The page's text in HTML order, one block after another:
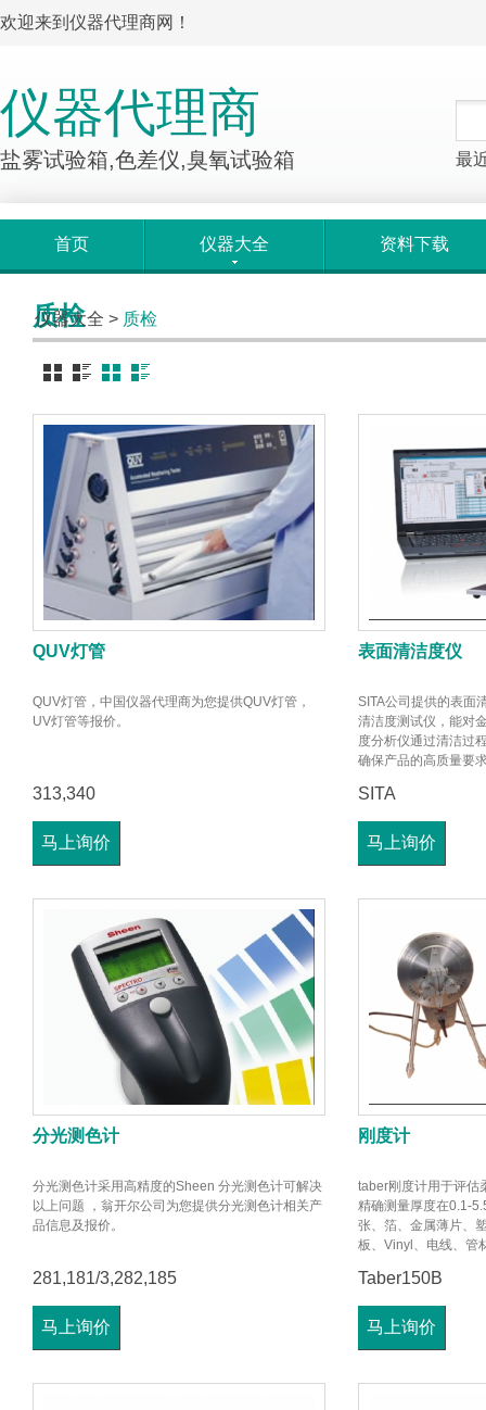
欢迎来到仪器代理商网！
仪器代理商
盐雾试验箱,色差仪,臭氧试验箱 最
首页 仪器大全 资料下载
仪器大全 > 质检
质检
QUV灯管
QUV灯管，中国仪器代理商为您提供QUV灯管，
UV灯管等报价。
313,340
马上询价
表面清洁度仪
SITA公司提供的表面
清洁度测试仪，能对
度分析仪通过清洁过
确保产品的高质量要
SITA
马上询价
分光测色计
分光测色计采用高精度的Sheen 分光测色计可解决
以上问题 ，翁开尔公司为您提供分光测色计相关产
品信息及报价。
281,181/3,282,185
马上询价
刚度计
taber刚度计用于评估
精确测量厚度在0.1-
张、箔、金属薄片、
板、Vinyl、电线、管
Taber150B
马上询价